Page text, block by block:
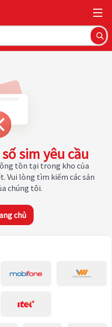
sim yêu cầu
tồn tại trong kho của
Vui lòng tìm kiếm các sản
chúng tôi.
chủ